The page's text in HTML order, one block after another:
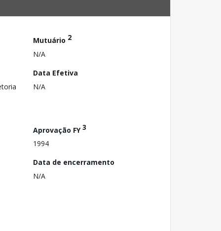
Mutuário 2
N/A
Data Efetiva
N/A
Aprovação FY3
1994
Data de encerramento
N/A